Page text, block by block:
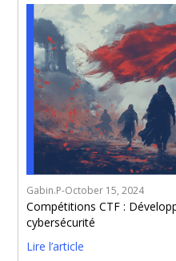
Gabin.P-October 15, 2024
Compétitions CTF :
cybersécurité
Lire l’article